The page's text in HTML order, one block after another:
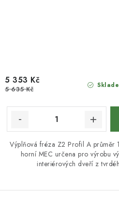
5 353 Kč
5 635 Kč
Výplňová fréza Z2 Profil A
horní MEC určena pro výrobu
interiérových dveří z